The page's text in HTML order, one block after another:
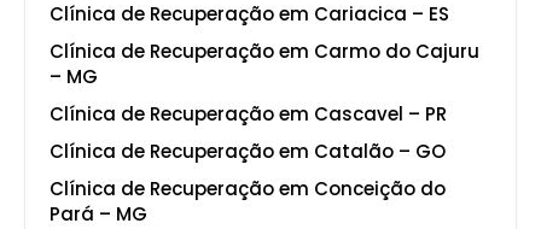
Clínica de Recuperação em Cariacica – ES
Clínica de Recuperação em Carmo do Cajuru
– MG
Clínica de Recuperação em Cascavel – PR
Clínica de Recuperação em Catalão – GO
Clínica de Recuperação em Conceição do
Pará – MG